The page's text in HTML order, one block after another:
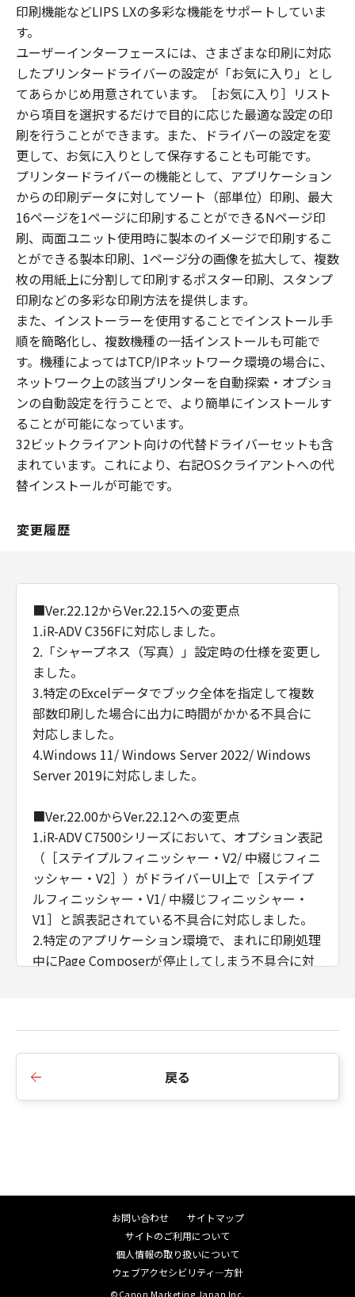
印刷機能などLIPS LXの多彩な機能をサポートしていま
す。
ユーザーインターフェースには、さまざまな印刷に対応
したプリンタードライバーの設定が「お気に入り」とし
てあらかじめ用意されています。［お気に入り］リスト
から項目を選択するだけで目的に応じた最適な設定の印
刷を行うことができます。また、ドライバーの設定を変
更して、お気に入りとして保存することも可能です。
プリンタードライバーの機能として、アプリケーション
からの印刷データに対してソート（部単位）印刷、最大
16ページを1ページに印刷することができるNページ印
刷、両面ユニット使用時に製本のイメージで印刷するこ
とができる製本印刷、1ページ分の画像を拡大して、複数
枚の用紙上に分割して印刷するポスター印刷、スタンプ
印刷などの多彩な印刷方法を提供します。
また、インストーラーを使用することでインストール手
順を簡略化し、複数機種の一括インストールも可能で
す。機種によってはTCP/IPネットワーク環境の場合に、
ネットワーク上の該当プリンターを自動探索・オプショ
ンの自動設定を行うことで、より簡単にインストールす
ることが可能になっています。
32ビットクライアント向けの代替ドライバーセットも含
まれています。これにより、右記OSクライアントへの代
替インストールが可能です。
変更履歴
■Ver.22.12からVer.22.15への変更点
1.iR-ADV C356Fに対応しました。
2.「シャープネス（写真）」設定時の仕様を変更し
ました。
3.特定のExcelデータでブック全体を指定して複数
部数印刷した場合に出力に時間がかかる不具合に
対応しました。
4.Windows 11/ Windows Server 2022/ Windows
Server 2019に対応しました。
■Ver.22.00からVer.22.12への変更点
1.iR-ADV C7500シリーズにおいて、オプション表記
（［ステイプルフィニッシャー・V2/ 中綴じフィニ
ッシャー・V2］）がドライバーUI上で［ステイプ
ルフィニッシャー・V1/ 中綴じフィニッシャー・
V1］と誤表記されている不具合に対応しました。
2.特定のアプリケーション環境で、まれに印刷処理
中にPage Composerが停止してしまう不具合に対
プリンター削除ツールuninstall.exeで削除しても、
「デバイスとプリンター」の画面から消えない不
Driver Add-inを使用している場合、2in1で印刷す
ると4in1で出力されてしまう不具合に対応しまし
戻る
お問い合わせ
サイトマップ
サイトのご利用について
個人情報の取り扱いについて
ウェブアクセシビリティ―方針
©Canon Marketing Japan Inc.